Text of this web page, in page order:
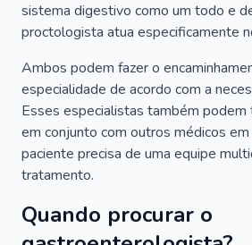
sistema digestivo como um todo e
proctologista atua especificamente
Ambos podem fazer o
especialidade de acordo com a
Esses especialistas também podem
em conjunto com outros médicos
paciente precisa de uma equipe
tratamento.
Quando procurar o